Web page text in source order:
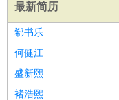
最新简历
郗书乐
何健江
盛新熙
褚浩熙